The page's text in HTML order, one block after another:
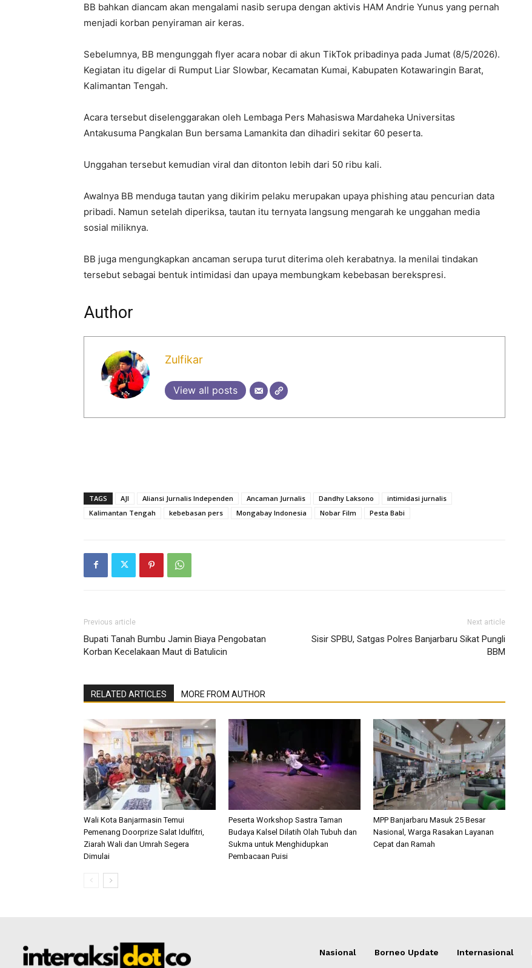
BB bahkan diancam akan mengalami nasib serupa dengan aktivis HAM Andrie Yunus yang pernah
menjadi korban penyiraman air keras.
Sebelumnya, BB mengunggah flyer acara nobar di akun TikTok pribadinya pada Jumat (8/5/2026).
Kegiatan itu digelar di Rumput Liar Slowbar, Kecamatan Kumai, Kabupaten Kotawaringin Barat,
Kalimantan Tengah.
Acara tersebut diselenggarakan oleh Lembaga Pers Mahasiswa Mardaheka Universitas
Antakusuma Pangkalan Bun bersama Lamankita dan dihadiri sekitar 60 peserta.
Unggahan tersebut kemudian viral dan ditonton lebih dari 50 ribu kali.
Awalnya BB menduga tautan yang dikirim pelaku merupakan upaya phishing atau pencurian data
pribadi. Namun setelah diperiksa, tautan itu ternyata langsung mengarah ke unggahan media
sosial miliknya.
BB juga mengungkapkan ancaman serupa turut diterima oleh kerabatnya. Ia menilai tindakan
tersebut sebagai bentuk intimidasi dan upaya membungkam kebebasan berekspresi.
Author
Zulfikar
View all posts
TAGS AJI Aliansi Jurnalis Independen Ancaman Jurnalis Dandhy Laksono
intimidasi jurnalis
Kalimantan Tengah
kebebasan pers Mongabay Indonesia Nobar Film Pesta Babi
Previous article
Bupati Tanah Bumbu Jamin Biaya Pengobatan
Korban Kecelakaan Maut di Batulicin
Next article
Sisir SPBU, Satgas Polres Banjarbaru Sikat Pungli
BBM
RELATED ARTICLES MORE FROM AUTHOR
Wali Kota Banjarmasin Temui
Pemenang Doorprize Salat Idulfitri,
Ziarah Wali dan Umrah Segera
Dimulai
Peserta Workshop Sastra Taman
Budaya Kalsel Dilatih Olah Tubuh dan
Sukma untuk Menghidupkan
Pembacaan Puisi
MPP Banjarbaru Masuk 25 Besar
Nasional, Warga Rasakan Layanan
Cepat dan Ramah
Nasional Borneo Update Internasional